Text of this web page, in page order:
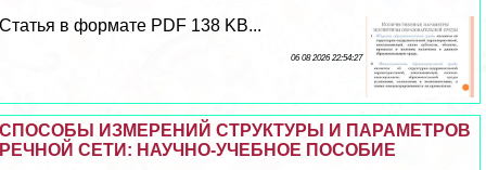
Статья в формате PDF 138 KB...
06 08 2026 22:54:27
СПОСОБЫ ИЗМЕРЕНИЙ СТРУКТУРЫ И ПАРАМЕТРОВ
РЕЧНОЙ СЕТИ: НАУЧНО-УЧЕБНОЕ ПОСОБИЕ